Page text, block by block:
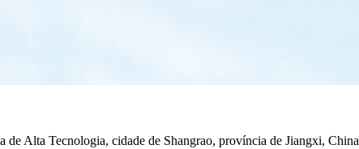
de Alta Tecnologia, cidade de Shangrao, província de Jiangxi, China